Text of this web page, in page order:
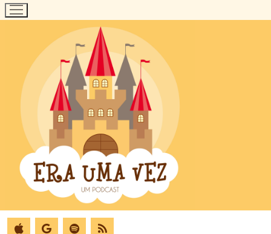
Pular
conteúdo